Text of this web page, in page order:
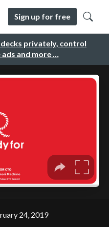
privately, control
and more …
Sign up for free
24, 2019